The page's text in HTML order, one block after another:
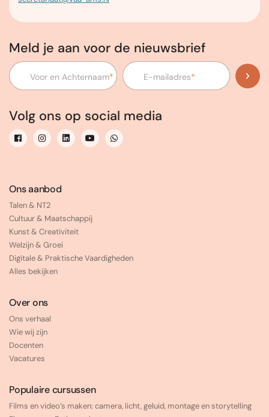
Meld je aan voor de nieuwsbrief
Voor en Achternaam* E-mailadres*
Volg ons op social media
Ons aanbod
Talen & NT2
Cultuur & Maatschappij
Kunst & Creativiteit
Welzijn & Groei
Digitale & Praktische Vaardigheden
Alles bekijken
Over ons
Ons verhaal
Wie wij zijn
Docenten
Vacatures
Populaire cursussen
Films en video’s maken: camera, licht, geluid, montage en storytelling